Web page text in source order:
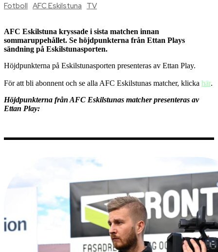
Fotboll AFC Eskilstuna TV
AFC Eskilstuna kryssade i sista matchen innan
sommaruppehållet. Se höjdpunkterna från Ettan Plays
sändning på Eskilstunasporten.
Höjdpunkterna på Eskilstunasporten presenteras av Ettan Play.
För att bli abonnent och se alla AFC Eskilstunas matcher, klicka här.
Höjdpunkterna från AFC Eskilstunas matcher presenteras av
Ettan Play: